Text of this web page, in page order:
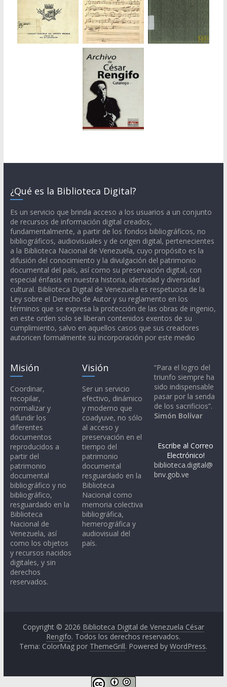
¿Qué es la Biblioteca Digital?
Es un servicio que brinda acceso a los usuarios a un conjunto
de recursos de información digital creados,
fundamentalmente, a partir de los fondos bibliográficos, no
bibliográficos, audiovisuales y de origen digital, pertenecientes
a la Biblioteca Nacional de Venezuela, cuyo propósito es la
difusión del conocimiento y la divulgación del patrimonio
documental del país, así como su preservación digital, con
especial énfasis en nuestra historia, identidad y diversidad
cultural. Biblioteca Digital de Venezuela es respetuosa de la
Ley sobre el Derecho de Autor y su reglamento en los
términos que se expresa la protección de las obras de ingenio,
en este orden solo se liberan contenidos exentos de su
cumplimiento, salvo en aquellos casos que sus creadores
autoricen formalmente su incorporación por este medio
Misión
Coordinar,
recopilar,
normalizar y
difundir los
diferentes
documentos
reproducidos a
partir del
patrimonio
documental
bibliográfico y no
bibliográfico,
resguardado en la
Biblioteca
Nacional de
Venezuela, así
como los objetos
y recursos nacidos
digitales, y sin
derechos
reservados.
Visión
Ser un servicio
efectivo, dinámico
y moderno que
coadyuve, no sólo
al acceso y
preservación en el
tiempo del
patrimonio
documental
resguardado en la
Biblioteca
Nacional como
memoria colectiva
bibliográfica,
hemerográfica y
audiovisual del
país.
“Para el logro del
triunfo siempre ha
sido indispensable
pasar por la senda
de los sacrificios”.
Simón Bolívar
Escribe al Correo
Electrónico!
biblioteca.digital@
bnv.gob.ve
Copyright © 2026 Biblioteca Digital de Venezuela César
Rengifo. Todos los derechos reservados.
Tema: ColorMag por ThemeGrill. Powered byWordPress.